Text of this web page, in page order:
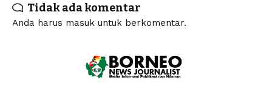
Tidak ada komentar
Anda harus masuk untuk berkomentar.